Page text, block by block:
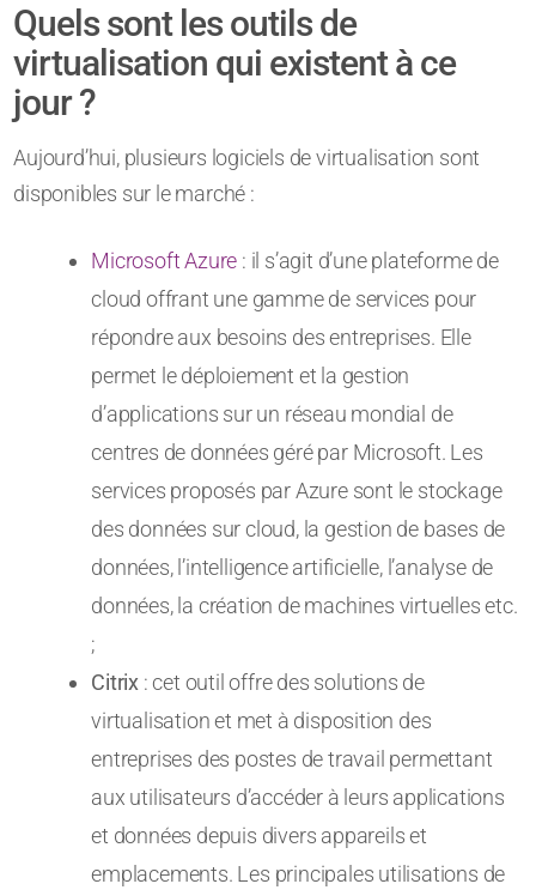
Quels sont les outils de
virtualisation qui existent à ce
jour ?
Aujourd’hui, plusieurs logiciels de virtualisation sont
disponibles sur le marché :
Microsoft Azure : il s’agit d’une plateforme de
cloud offrant une gamme de services pour
répondre aux besoins des entreprises. Elle
permet le déploiement et la gestion
d’applications sur un réseau mondial de
centres de données géré par Microsoft. Les
services proposés par Azure sont le stockage
des données sur cloud, la gestion de bases de
données, l’intelligence artificielle, l’analyse de
données, la création de machines virtuelles etc.
;
Citrix : cet outil offre des solutions de
virtualisation et met à disposition des
entreprises des postes de travail permettant
aux utilisateurs d’accéder à leurs applications
et données depuis divers appareils et
emplacements. Les principales utilisations de